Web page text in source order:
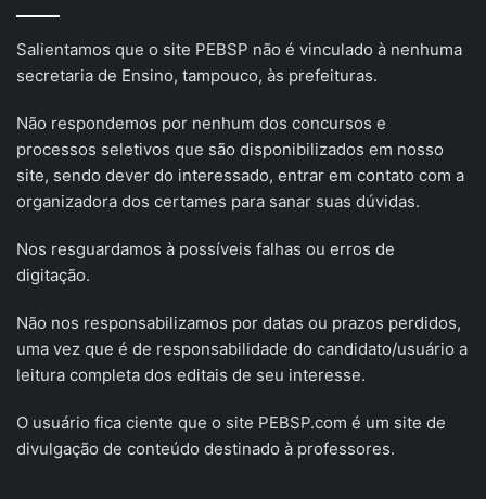
Salientamos que o site PEBSP não é vinculado à nenhuma
secretaria de Ensino, tampouco, às prefeituras.
Não respondemos por nenhum dos concursos e
processos seletivos que são disponibilizados em nosso
site, sendo dever do interessado, entrar em contato com a
organizadora dos certames para sanar suas dúvidas.
Nos resguardamos à possíveis falhas ou erros de
digitação.
Não nos responsabilizamos por datas ou prazos perdidos,
uma vez que é de responsabilidade do candidato/usuário a
leitura completa dos editais de seu interesse.
O usuário fica ciente que o site PEBSP.com é um site de
divulgação de conteúdo destinado à professores.